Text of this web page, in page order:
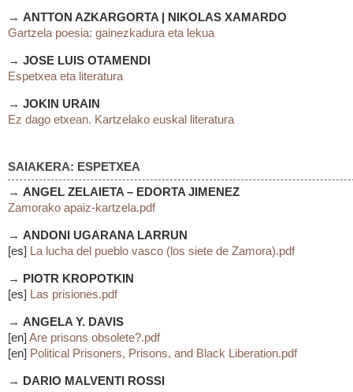
→ ANTTON AZKARGORTA | NIKOLAS XAMARDO
Gartzela poesia: gainezkadura eta lekua
→ JOSE LUIS OTAMENDI
Espetxea eta literatura
→ JOKIN URAIN
Ez dago etxean. Kartzelako euskal literatura
SAIAKERA: ESPETXEA
→ ANGEL ZELAIETA – EDORTA JIMENEZ
Zamorako apaiz-kartzela.pdf
→ ANDONI UGARANA LARRUN
[es] La lucha del pueblo vasco (los siete de Zamora).pdf
→
PIOTR KROPOTKIN
[es] Las prisiones.pdf
→ ANGELA Y. DAVIS
[en] Are prisons obsolete?.pdf
[en] Political Prisoners, Prisons, and Black Liberation.pdf
→
DARIO MALVENTI ROSSI